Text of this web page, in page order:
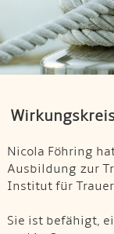
Nicola Föhring
Ausbildung zur
Institut für
Sie ist befähigt,